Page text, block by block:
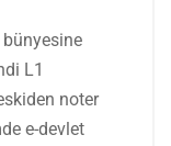
L1
noter
e-devlet